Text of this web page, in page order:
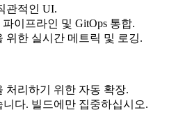
관적인 UI.
이프라인 및 GitOps 통합.
위한 실시간 메트릭 및 로깅.
처리하기 위한 자동 확장.
다. 빌드에만 집중하십시오.